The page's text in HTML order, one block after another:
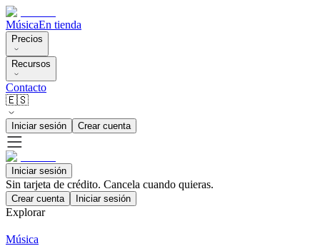
MúsicaEn tienda
Precios
Recursos
Contacto
🇪🇸
Iniciar sesión Crear cuenta
Iniciar sesión
Sin tarjeta de crédito. Cancela cuando quieras.
Crear cuenta Iniciar sesión
Explorar
Música